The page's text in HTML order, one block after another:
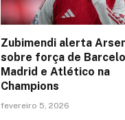
Zubimendi alerta
sobre força de
Madrid e Atlético na
Champions
fevereiro 5, 2026